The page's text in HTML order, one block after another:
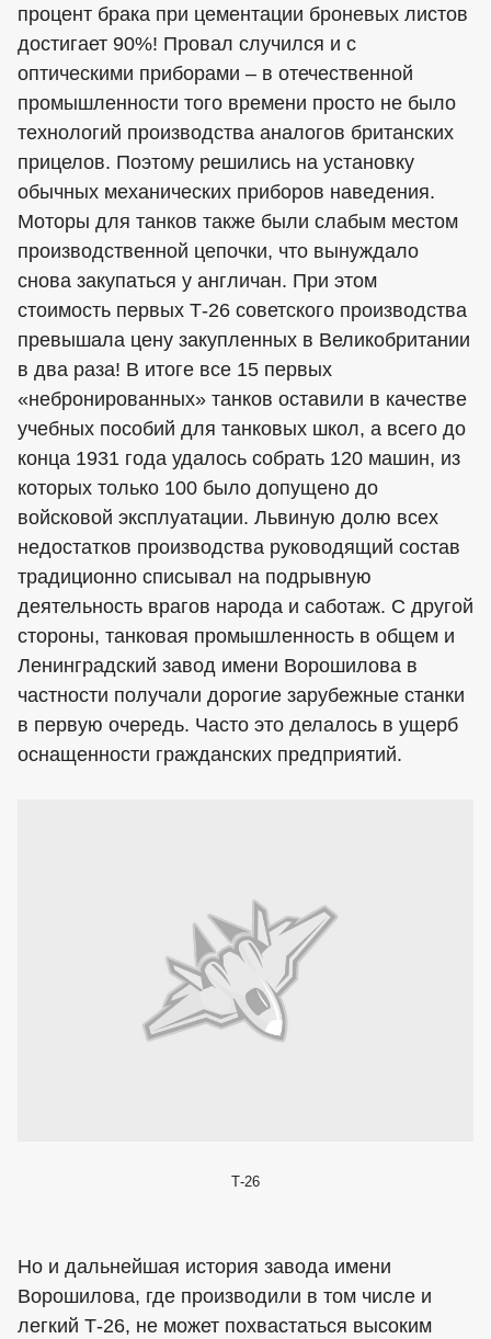
процент брака при цементации броневых листов
достигает 90%! Провал случился и с
оптическими приборами – в отечественной
промышленности того времени просто не было
технологий производства аналогов британских
прицелов. Поэтому решились на установку
обычных механических приборов наведения.
Моторы для танков также были слабым местом
производственной цепочки, что вынуждало
снова закупаться у англичан. При этом
стоимость первых Т-26 советского производства
превышала цену закупленных в Великобритании
в два раза! В итоге все 15 первых
«небронированных» танков оставили в качестве
учебных пособий для танковых школ, а всего до
конца 1931 года удалось собрать 120 машин, из
которых только 100 было допущено до
войсковой эксплуатации. Львиную долю всех
недостатков производства руководящий состав
традиционно списывал на подрывную
деятельность врагов народа и саботаж. С другой
стороны, танковая промышленность в общем и
Ленинградский завод имени Ворошилова в
частности получали дорогие зарубежные станки
в первую очередь. Часто это делалось в ущерб
оснащенности гражданских предприятий.
Т-26
Но и дальнейшая история завода имени
Ворошилова, где производили в том числе и
легкий Т-26, не может похвастаться высоким